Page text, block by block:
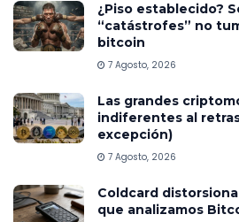
¿Piso establecido?
“catástrofes” no
bitcoin
7 Agosto, 2026
Las grandes
indiferentes al
excepción)
7 Agosto, 2026
Coldcard
que analizamos